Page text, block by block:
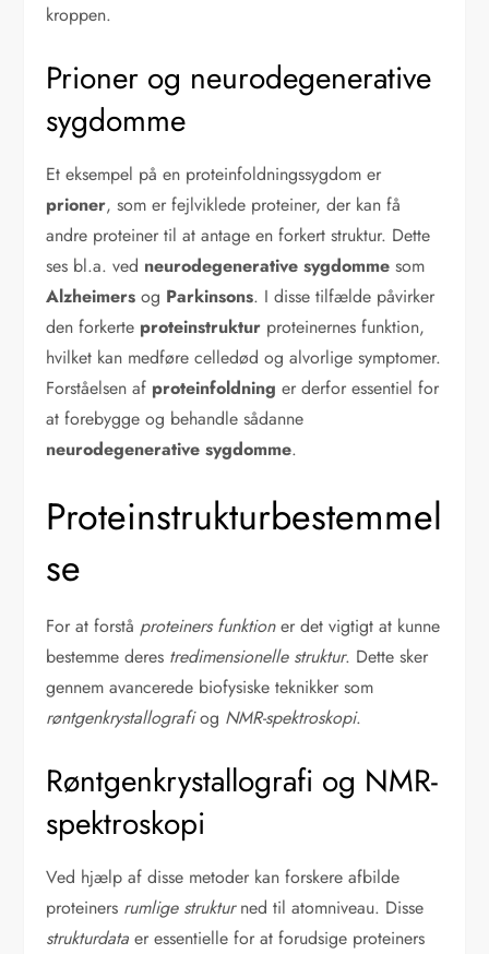
kroppen.
Prioner og neurodegenerative
sygdomme
Et eksempel på en proteinfoldningssygdom er
prioner, som er fejlviklede proteiner, der kan få
andre proteiner til at antage en forkert struktur. Dette
ses bl.a. ved neurodegenerative sygdomme som
Alzheimers og Parkinsons. I disse tilfælde påvirker
den forkerte proteinstruktur proteinernes funktion,
hvilket kan medføre celledød og alvorlige symptomer.
Forståelsen af proteinfoldning er derfor essentiel for
at forebygge og behandle sådanne
neurodegenerative sygdomme.
Proteinstrukturbestemmel
se
For at forstå proteiners funktioner det vigtigt at kunne
bestemme deres tredimensionelle struktur. Dette sker
gennem avancerede biofysiske teknikker som
røntgenkrystallografiog NMR-spektroskopi.
Røntgenkrystallografi og NMR-
spektroskopi
Ved hjælp af disse metoder kan forskere afbilde
proteiners rumlige strukturned til atomniveau. Disse
strukturdata er essentielle for at forudsige proteiners